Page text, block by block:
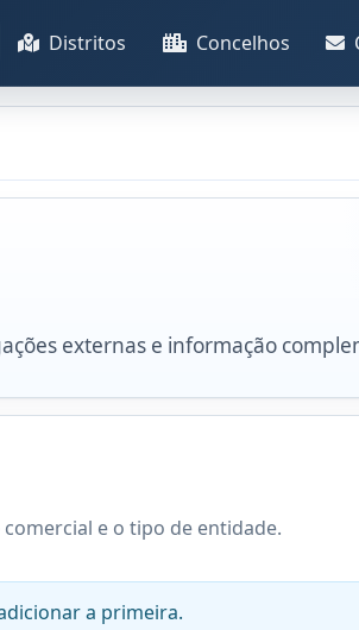
Distritos Concelhos
externas e informação
e o tipo de entidade.
a primeira.